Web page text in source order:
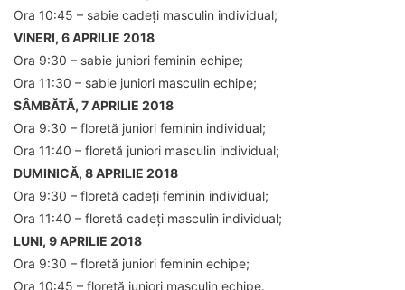
Ora 10:45 – sabie cadeți masculin individual;
VINERI, 6 APRILIE 2018
Ora 9:30 – sabie juniori feminin echipe;
Ora 11:30 – sabie juniori masculin echipe;
SÂMBĂTĂ, 7 APRILIE 2018
Ora 9:30 – floretă juniori feminin individual;
Ora 11:40 – floretă juniori masculin individual;
DUMINICĂ, 8 APRILIE 2018
Ora 9:30 – floretă cadeți feminin individual;
Ora 11:40 – floretă cadeți masculin individual;
LUNI, 9 APRILIE 2018
Ora 9:30 – floretă juniori feminin echipe;
Ora 10:45 – floretă juniori masculin echipe.